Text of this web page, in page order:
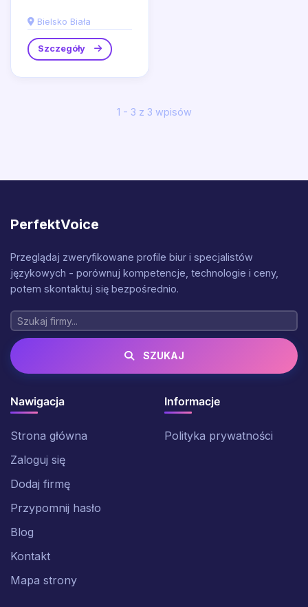
kompleksową gamę
artykułów dla
dziecka,...
Bielsko Biała
Szczegóły
1 - 3 z 3 wpisów
PerfektVoice
Przeglądaj zweryfikowane profile biur i specjalistów
językowych - porównuj kompetencje, technologie i ceny,
potem skontaktuj się bezpośrednio.
SZUKAJ
Nawigacja
Strona główna
Zaloguj się
Dodaj firmę
Przypomnij hasło
Blog
Kontakt
Mapa strony
Informacje
Polityka prywatności